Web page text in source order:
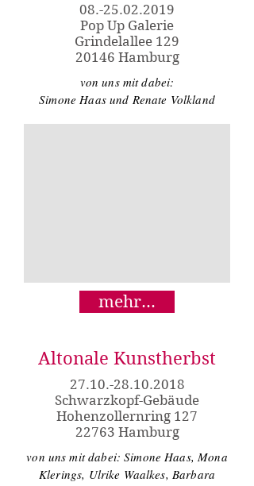
08.-25.02.2019
Pop Up Galerie
Grindelallee 129
20146 Hamburg
von uns mit dabei:
Simone Haas und Renate Volkland
mehr...
Altonale Kunstherbst
27.10.-28.10.2018
Schwarzkopf-Gebäude
Hohenzollernring 127
22763 Hamburg
von uns mit dabei: Simone Haas, Mona
Klerings, Ulrike Waalkes, Barbara